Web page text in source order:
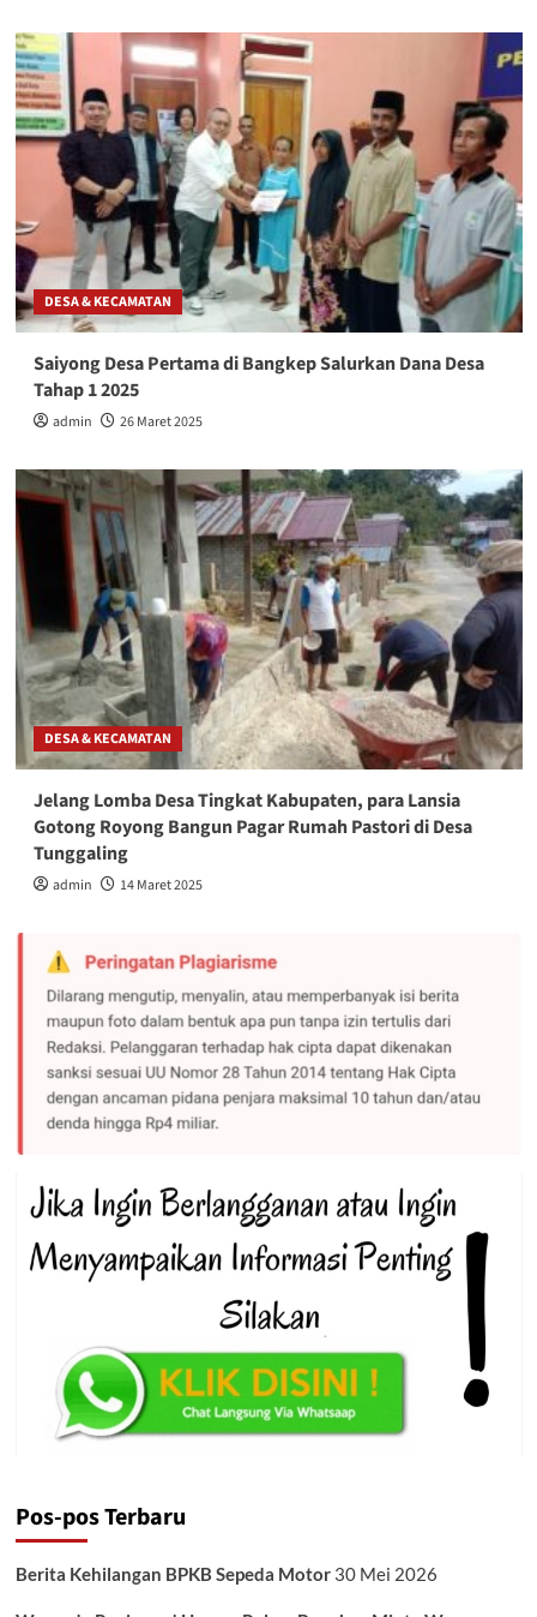
DESA & KECAMATAN
Saiyong Desa Pertama di Bangkep Salurkan Dana Desa
Tahap 1 2025
admin 26 Maret 2025
DESA & KECAMATAN
Jelang Lomba Desa Tingkat Kabupaten, para Lansia
Gotong Royong Bangun Pagar Rumah Pastori di Desa
Tunggaling
admin 14 Maret 2025
Pos-pos Terbaru
Berita Kehilangan BPKB Sepeda Motor 30 Mei 2026